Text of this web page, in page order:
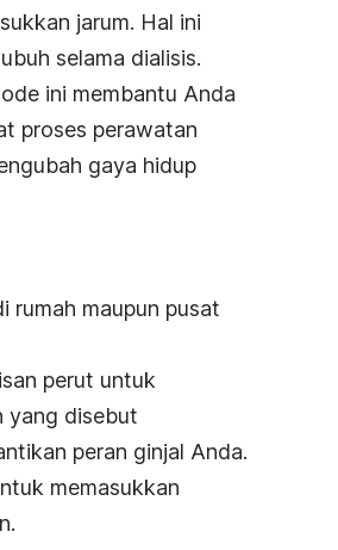
jarum. Hal ini
selama dialisis.
ini membantu Anda
proses perawatan
gaya hidup
rumah maupun pusat
perut untuk
yang disebut
peran ginjal Anda.
memasukkan